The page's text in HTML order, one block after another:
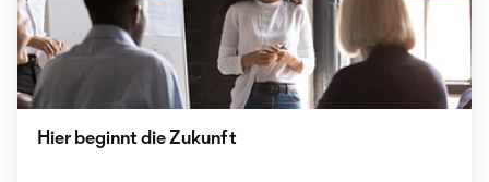
Hier beginnt die Zukunft